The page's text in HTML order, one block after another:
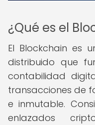
¿Qué es el
El Blockchain es
distribuido que
contabilidad
transacciones de
e inmutable.
enlazados